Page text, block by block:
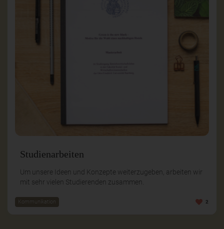
Studienarbeiten
Um unsere Ideen und Konzepte weiterzugeben, arbeiten wir
mit sehr vielen Studierenden zusammen.
Kommunikation 2